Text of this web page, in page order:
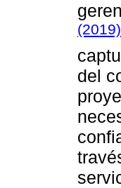
(2019)
del